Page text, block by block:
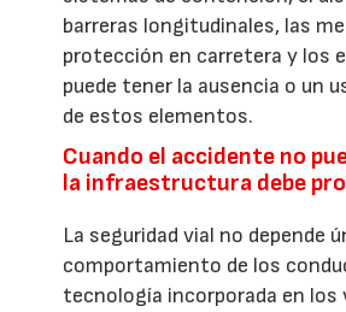
barreras longitudinales, las
protección en carretera y los
puede tener la ausencia o un
de estos elementos.
Cuando el accidente no
la infraestructura debe
La seguridad vial no depende
comportamiento de los
tecnología incorporada en los